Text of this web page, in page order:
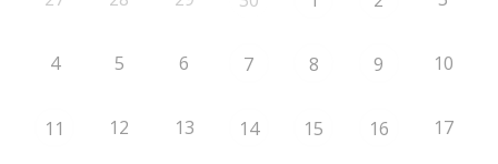
4 5 6 7 8 9 10
11 12 13 14 15 16 17